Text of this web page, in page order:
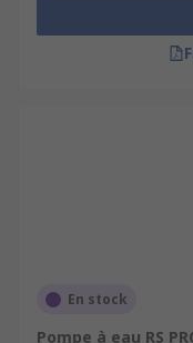
En stock
Pompe à eau RS